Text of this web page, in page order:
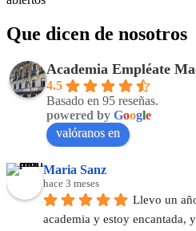
Que dicen de nosotros
Academia Empléate
4.5
Basado en 95 reseñas.
powered by Google
valóranos en
Maria Sanz
hace 3 meses
Llevo un
academia y estoy encantada,